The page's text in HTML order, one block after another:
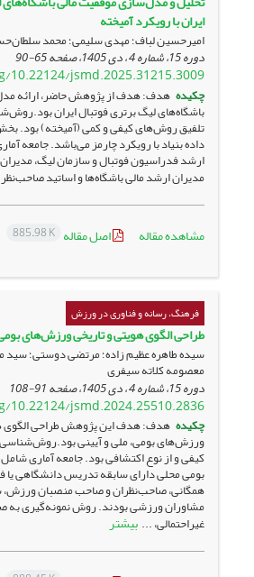
ایران با رویکرد آمیخته
امیرحسین لباف؛ مهدی سلیمی؛ محمد
دوره 15، شماره 4 ، دی 1405، صفحه 65-90
jsmd.2025.31215.3009
چکیده هدف: هدف از پژوهش حاضر، ارائه
باشگاه‌های لیگ برتری فوتبال ایران
تلفیق روش‌های کیفی و کمی (آمیخته) بود.
داده بنیاد با رویکرد چارمز می‌باشد. جامعه
ارشد فدراسیون فوتبال و سازمان لیگ، مدیران
مدیران ارشد مالی باشگاه‌ها و اساتید
مشاهده مقاله اصل مقاله 885.98 K
فرهنگ، رسانه و فناوری در ورزش
طراحی الگوی هویتی و تاریخی ورزش‌های
سیده طاهره عظیم زاده؛ مرتضی دوستی؛
معصومه کلاته سیفری
دوره 15، شماره 4 ، دی 1405، صفحه 91-108
jsmd.2024.25510.2836
چکیده هدف: هدف این پژوهش طراحی الگوی
ورزش‌های بومی، ملی و آیینی
کیفی و از نوع اکتشافی بود. جامعه آماری
بومی محلی دارای سابقه تدریس دانشگاهی یا
همگانی، صاحب‌نظران و صاحب منصبان ورزش،
مشاوران ورزشی بودند. روش نمونه‌گیری به
غیراحتمالی، ... بیشتر